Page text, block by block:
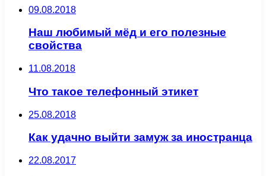
09.08.2018
Наш любимый мёд и его полезные
свойства
11.08.2018
Что такое телефонный этикет
25.08.2018
Как удачно выйти замуж за иностранца
22.08.2017